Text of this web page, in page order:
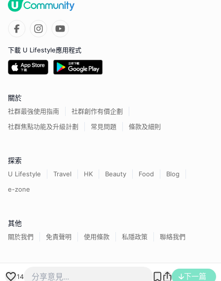
14 下一篇
下載 U Lifestyle應用程式
關於
社群最強使用指南
社群創作有價企劃
社群焦點功能及升級計劃
常見問題 條款及細則
探索
U Lifestyle Travel HK Beauty Food
Blog
e-zone
其他
關於我們 免責聲明 使用條款 私隱政策 聯絡我們
香港經濟日報版權所有©